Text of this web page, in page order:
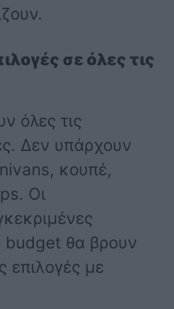
σε όλες τις
όλες τις
Δεν υπάρχουν
κουπέ,
Οι
budget θα βρουν
επιλογές με